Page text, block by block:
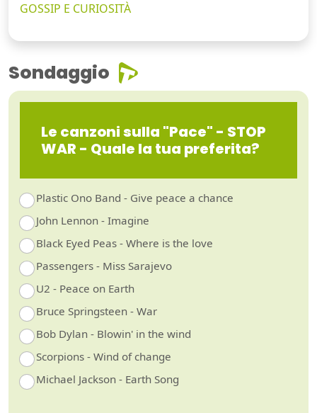
GOSSIP E CURIOSITÀ
Sondaggio
Le canzoni sulla "Pace" - STOP
WAR - Quale la tua preferita?
Plastic Ono Band - Give peace a chance
John Lennon - Imagine
Black Eyed Peas - Where is the love
Passengers - Miss Sarajevo
U2 - Peace on Earth
Bruce Springsteen - War
Bob Dylan - Blowin' in the wind
Scorpions - Wind of change
Michael Jackson - Earth Song